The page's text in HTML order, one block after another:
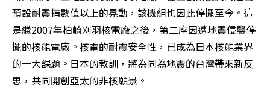
預設耐震指數值以上的晃動，該機組也因此停擺至今。這
是繼2007年柏崎刈羽核電廠之後，第二座因遭地震侵襲停
擺的核能電廠。核電的耐震安全性，已成為日本核能業界
的一大課題。日本的教訓，將為同為地震的台灣帶來新反
思，共同開創亞太的非核願景。